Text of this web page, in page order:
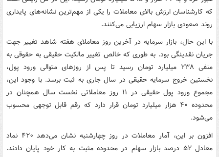
که کارشناسان ارزش بالای معاملات را یکی از مهم‌ترین نشانه‌های پایداری
روند صعودی بازار سهام ارزیابی می‌کنند.
با این حال، بازار سرمایه در آخرین روز معاملای هفته شاهد تغییر جهت
جریان نقدینگی بود. به طوری که خالص تغییر مالکیت حقیقی به حقوقی به
منفی ۲۳۸ میلیارد تومان رسید تا پس از روزهای متوالی ورود پول،
نخستین خروج سرمایه حقیقی در سال جاری به ثبت برسد. با وجود این،
مجموع ورود پول حقیقی در ۱۱ روز معاملاتی نخست سال همچنان در
محدوده ۴۰ هزار میلیارد تومان قرار دارد که رقم قابل توجهی محسوب
می‌شود.
افزون بر این، آمار معاملات در روز چهارشنبه نشان می‌دهد ۴۲۰ نماد
معادل ۵۲ درصد بازار سهام در محدوده مثبت به کار خود پایان دادند.